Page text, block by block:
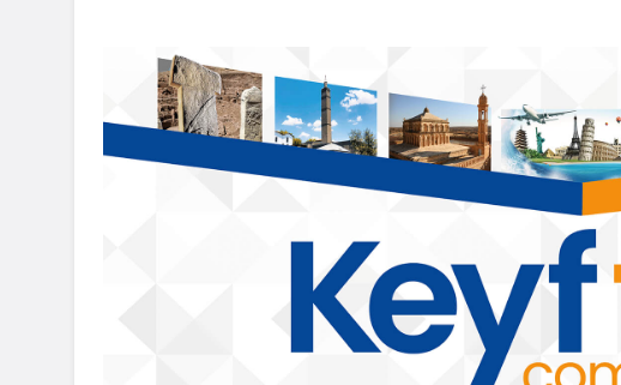
Batman
BAT-RAY ve yeni ulaşım projeleri
masaya yatırıldı